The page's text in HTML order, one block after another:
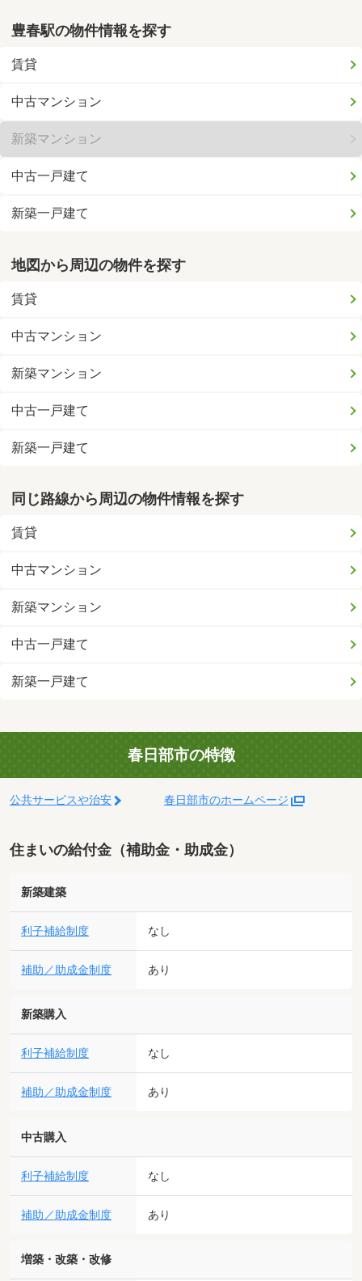
豊春駅の物件情報を探す
賃貸
中古マンション
新築マンション
中古一戸建て
新築一戸建て
地図から周辺の物件を探す
賃貸
中古マンション
新築マンション
中古一戸建て
新築一戸建て
同じ路線から周辺の物件情報を探す
賃貸
中古マンション
新築マンション
中古一戸建て
新築一戸建て
春日部市の特徴
公共サービスや治安 春日部市のホームページ
住まいの給付金（補助金・助成金）
新築建築
利子補給制度 なし
補助／助成金制度 あり
新築購入
利子補給制度 なし
補助／助成金制度 あり
中古購入
利子補給制度 なし
補助／助成金制度 あり
増築・改築・改修